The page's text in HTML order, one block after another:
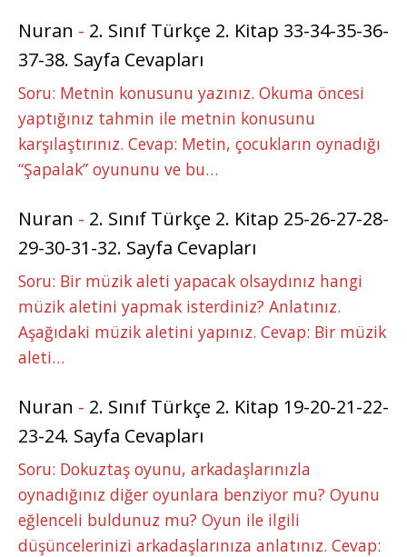
Nuran - 2. Sınıf Türkçe 2. Kitap 33-34-35-36-
37-38. Sayfa Cevapları
Soru: Metnin konusunu yazınız. Okuma öncesi
yaptığınız tahmin ile metnin konusunu
karşılaştırınız. Cevap: Metin, çocukların oynadığı
“Şapalak” oyununu ve bu…
Nuran - 2. Sınıf Türkçe 2. Kitap 25-26-27-28-
29-30-31-32. Sayfa Cevapları
Soru: Bir müzik aleti yapacak olsaydınız hangi
müzik aletini yapmak isterdiniz? Anlatınız.
Aşağıdaki müzik aletini yapınız. Cevap: Bir müzik
aleti…
Nuran - 2. Sınıf Türkçe 2. Kitap 19-20-21-22-
23-24. Sayfa Cevapları
Soru: Dokuztaş oyunu, arkadaşlarınızla
oynadığınız diğer oyunlara benziyor mu? Oyunu
eğlenceli buldunuz mu? Oyun ile ilgili
düşüncelerinizi arkadaşlarınıza anlatınız. Cevap: